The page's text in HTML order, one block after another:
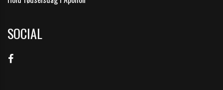
SOCIAL